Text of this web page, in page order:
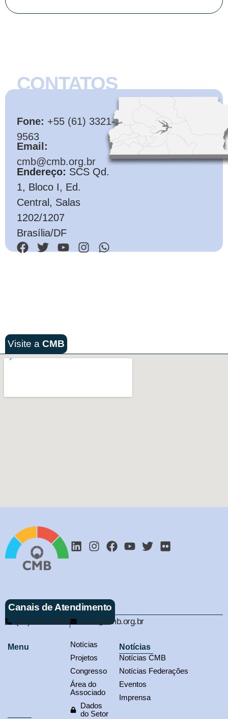
CONTATOS
Fone: +55 (61) 3321-
9563
Email:
cmb@cmb.org.br
Endereço: SCS Qd.
1, Bloco I, Ed.
Central, Salas
1202/1207
Brasília/DF
Visite a CMB
Canais de Atendimento
(61) 3321-9563 cmb@cmb.org.br
Menu
Notícias
Projetos
Congresso
Área do
Associado
Dados
do Setor
Notícias
Notícias CMB
Notícias Federações
Eventos
Imprensa